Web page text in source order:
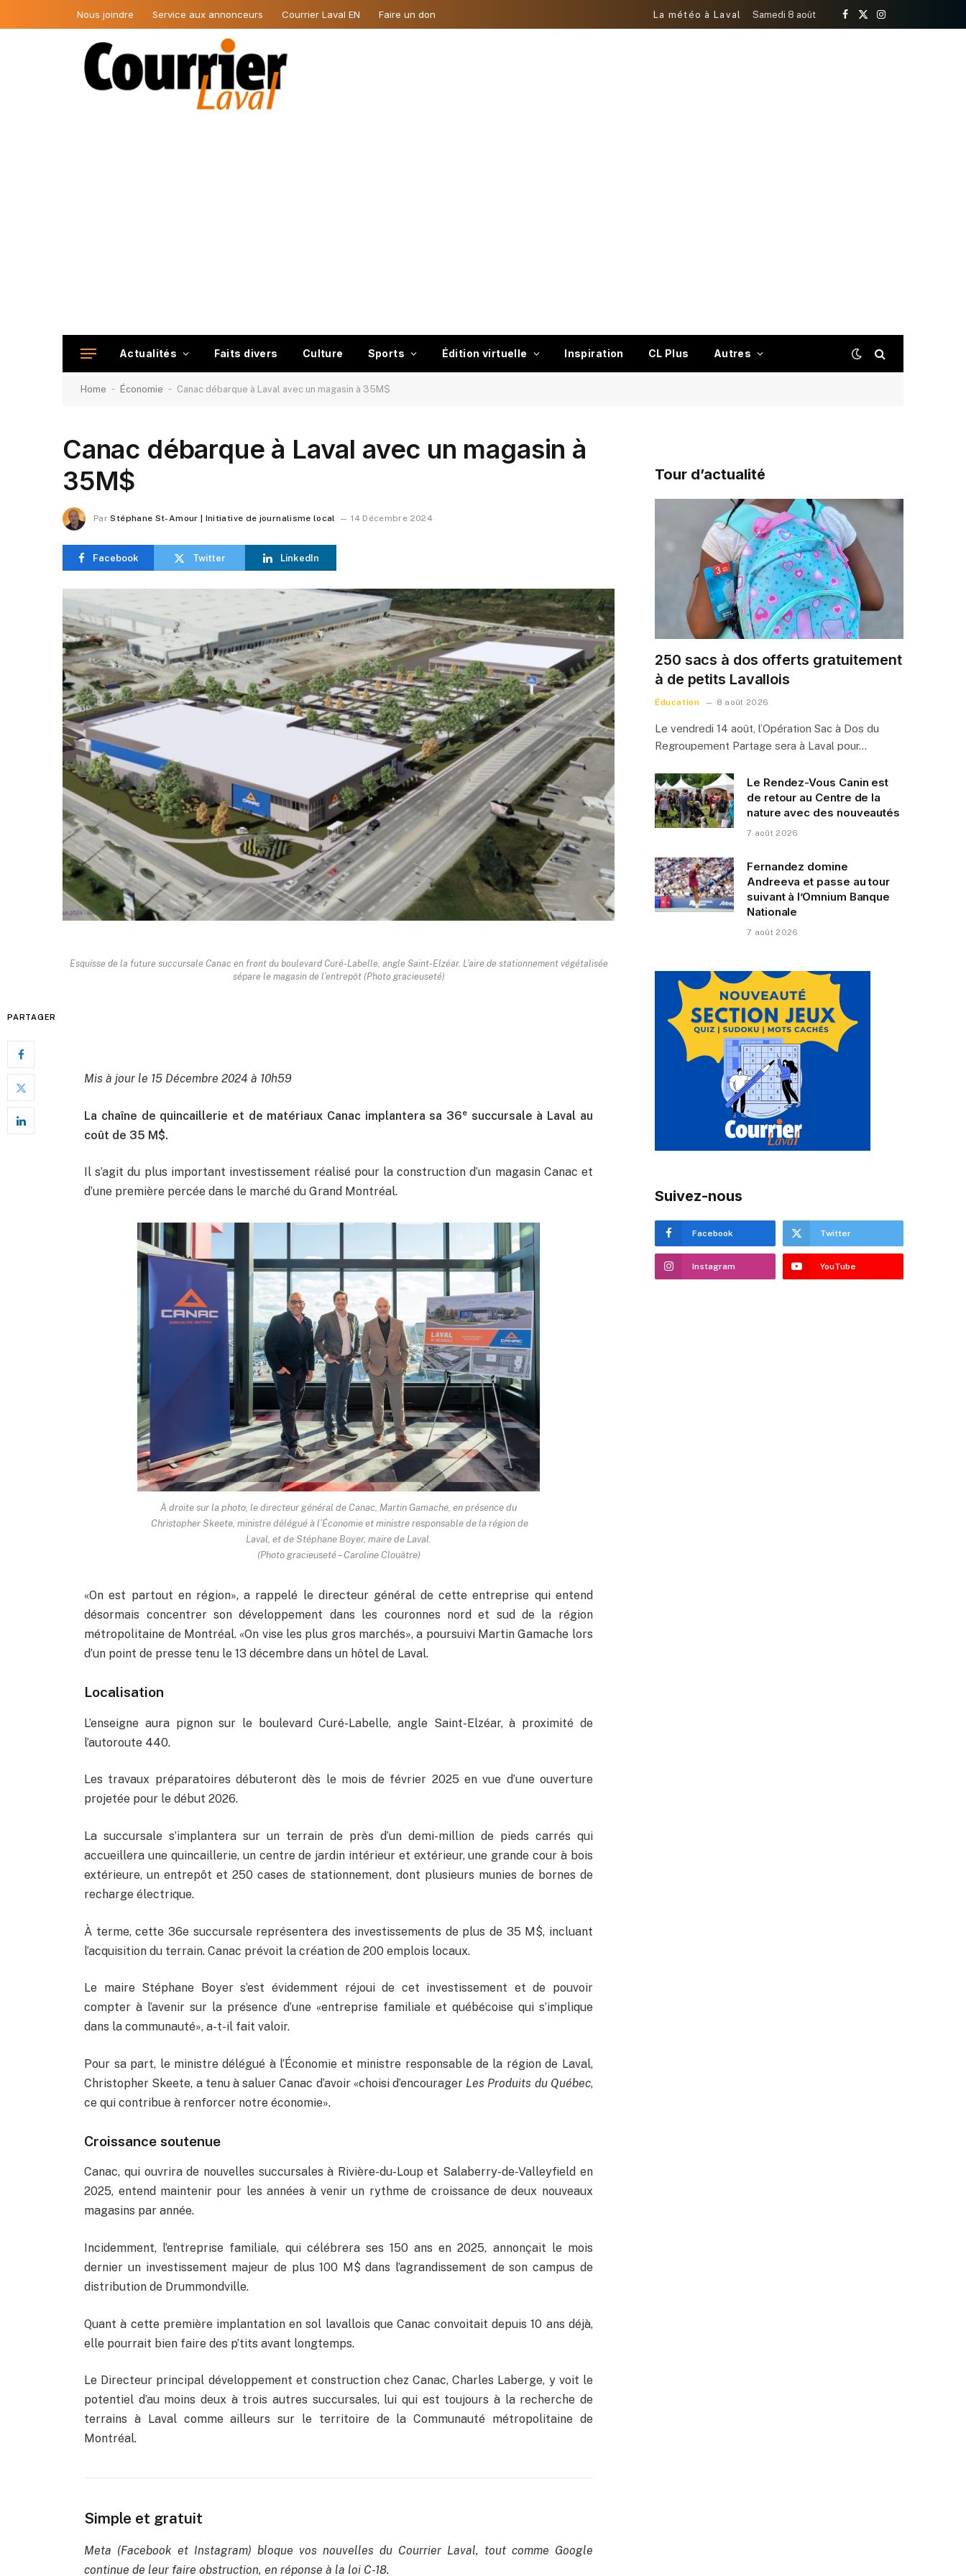
Nous joindre Service aux annonceurs Courrier Laval EN Faire un don La météo à Laval Samedi 8 août
Facebook
X
Instagram
Actualités Faits divers Culture Sports Édition virtuelle Inspiration CL Plus Autres
Home - Économie - Canac débarque à Laval avec un magasin à 35M$
Canac débarque à Laval avec un magasin à
35M$
Par Stéphane St-Amour | Initiative de journalisme local 14 Décembre 2024
Facebook Twitter LinkedIn
Esquisse de la future succursale Canac en front du boulevard Curé-Labelle, angle Saint-Elzéar. L’aire de stationnement végétalisée
sépare le magasin de l’entrepôt (Photo gracieuseté)
PARTAGER
Mis à jour le 15 Décembre 2024 à 10h59
La chaîne de quincaillerie et de matériaux Canac implantera sa 36e succursale à Laval au
coût de 35 M$.
Il s’agit du plus important investissement réalisé pour la construction d’un magasin Canac et
d’une première percée dans le marché du Grand Montréal.
À droite sur la photo, le directeur général de Canac, Martin Gamache, en présence du
Christopher Skeete, ministre délégué à l’Économie et ministre responsable de la région de
Laval, et de Stéphane Boyer, maire de Laval.
(Photo gracieuseté – Caroline Clouâtre)
«On est partout en région», a rappelé le directeur général de cette entreprise qui entend
désormais concentrer son développement dans les couronnes nord et sud de la région
métropolitaine de Montréal. «On vise les plus gros marchés», a poursuivi Martin Gamache lors
d’un point de presse tenu le 13 décembre dans un hôtel de Laval.
Localisation
L’enseigne aura pignon sur le boulevard Curé-Labelle, angle Saint-Elzéar, à proximité de
l’autoroute 440.
Les travaux préparatoires débuteront dès le mois de février 2025 en vue d’une ouverture
projetée pour le début 2026.
La succursale s’implantera sur un terrain de près d’un demi-million de pieds carrés qui
accueillera une quincaillerie, un centre de jardin intérieur et extérieur, une grande cour à bois
extérieure, un entrepôt et 250 cases de stationnement, dont plusieurs munies de bornes de
recharge électrique.
À terme, cette 36e succursale représentera des investissements de plus de 35 M$, incluant
l’acquisition du terrain. Canac prévoit la création de 200 emplois locaux.
Le maire Stéphane Boyer s’est évidemment réjoui de cet investissement et de pouvoir
compter à l’avenir sur la présence d’une «entreprise familiale et québécoise qui s’implique
dans la communauté», a-t-il fait valoir.
Pour sa part, le ministre délégué à l’Économie et ministre responsable de la région de Laval,
Christopher Skeete, a tenu à saluer Canac d’avoir «choisi d’encourager Les Produits du Québec,
ce qui contribue à renforcer notre économie».
Croissance soutenue
Canac, qui ouvrira de nouvelles succursales à Rivière-du-Loup et Salaberry-de-Valleyfield en
2025, entend maintenir pour les années à venir un rythme de croissance de deux nouveaux
magasins par année.
Incidemment, l’entreprise familiale, qui célébrera ses 150 ans en 2025, annonçait le mois
dernier un investissement majeur de plus 100 M$ dans l’agrandissement de son campus de
distribution de Drummondville.
Quant à cette première implantation en sol lavallois que Canac convoitait depuis 10 ans déjà,
elle pourrait bien faire des p’tits avant longtemps.
Le Directeur principal développement et construction chez Canac, Charles Laberge, y voit le
potentiel d’au moins deux à trois autres succursales, lui qui est toujours à la recherche de
terrains à Laval comme ailleurs sur le territoire de la Communauté métropolitaine de
Montréal.
Simple et gratuit
Meta (Facebook et Instagram) bloque vos nouvelles du Courrier Laval, tout comme Google
continue de leur faire obstruction, en réponse à la loi C-18.
Tour d’actualité
250 sacs à dos offerts gratuitement
à de petits Lavallois
Éducation 8 août 2026
Le vendredi 14 août, l’Opération Sac à Dos du
Regroupement Partage sera à Laval pour…
Le Rendez-Vous Canin est
de retour au Centre de la
nature avec des nouveautés
7 août 2026
Fernandez domine
Andreeva et passe au tour
suivant à l’Omnium Banque
Nationale
7 août 2026
Suivez-nous
Facebook Twitter
Instagram YouTube